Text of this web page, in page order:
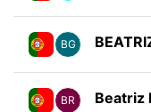
BG
BR Beatriz